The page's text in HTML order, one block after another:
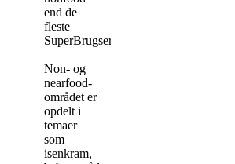
end de
fleste
SuperBrugser.
Non- og
nearfood-
området er
opdelt i
temaer
som
isenkram,